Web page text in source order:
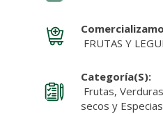
FRUTAS Y
Categoría(s):
Frutas,
secos y Especias